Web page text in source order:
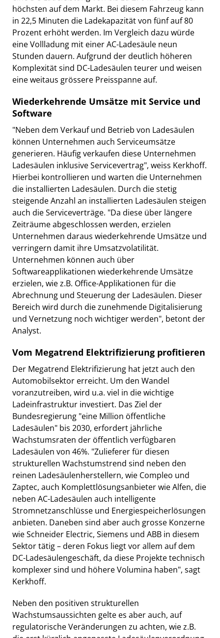
höchsten auf dem Markt. Bei diesem Fahrzeug kann
in 22,5 Minuten die Ladekapazität von fünf auf 80
Prozent erhöht werden. Im Vergleich dazu würde
eine Vollladung mit einer AC-Ladesäule neun
Stunden dauern. Aufgrund der deutlich höheren
Komplexität sind DC-Ladesäulen teurer und weisen
eine weitaus grössere Preisspanne auf.
Wiederkehrende Umsätze mit Service und
Software
"Neben dem Verkauf und Betrieb von Ladesäulen
können Unternehmen auch Serviceumsätze
generieren. Häufig verkaufen diese Unternehmen
Ladesäulen inklusive Servicevertrag", weiss Kerkhoff.
Hierbei kontrollieren und warten die Unternehmen
die installierten Ladesäulen. Durch die stetig
steigende Anzahl an installierten Ladesäulen steigen
auch die Serviceverträge. "Da diese über längere
Zeiträume abgeschlossen werden, erzielen
Unternehmen daraus wiederkehrende Umsätze und
verringern damit ihre Umsatzvolatilität.
Unternehmen können auch über
Softwareapplikationen wiederkehrende Umsätze
erzielen, wie z.B. Office-Applikationen für die
Abrechnung und Steuerung der Ladesäulen. Dieser
Bereich wird durch die zunehmende Digitalisierung
und Vernetzung noch wichtiger werden", betont der
Analyst.
Vom Megatrend Elektrifizierung profitieren
Der Megatrend Elektrifizierung hat jetzt auch den
Automobilsektor erreicht. Um den Wandel
voranzutreiben, wird u.a. viel in die wichtige
Ladeinfrastruktur investiert. Das Ziel der
Bundesregierung "eine Million öffentliche
Ladesäulen" bis 2030, erfordert jährliche
Wachstumsraten der öffentlich verfügbaren
Ladesäulen von 46%. "Zulieferer für diesen
strukturellen Wachstumstrend sind neben den
reinen Ladesäulenherstellern, wie Compleo und
Zaptec, auch Komplettlösungsanbieter wie Alfen, die
neben AC-Ladesäulen auch intelligente
Stromnetzanschlüsse und Energiespeicherlösungen
anbieten. Daneben sind aber auch grosse Konzerne
wie Schneider Electric, Siemens und ABB in diesem
Sektor tätig – deren Fokus liegt vor allem auf dem
DC-Ladesäulengeschäft, da diese Projekte technisch
komplexer sind und höhere Volumina haben", sagt
Kerkhoff.
Neben den positiven strukturellen
Wachstumsaussichten gelte es aber auch, auf
regulatorische Veränderungen zu achten, wie z.B.